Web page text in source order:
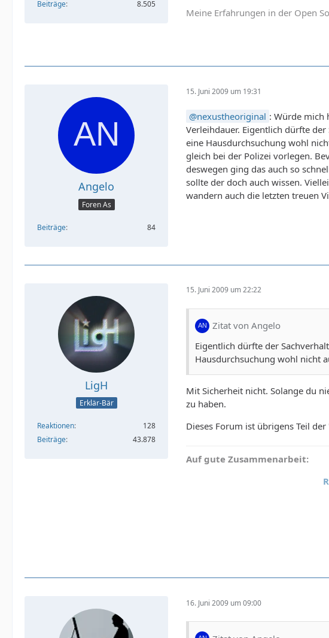
Beiträge 8.505
Meine Erfahrungen in der Open
Angelo
Foren As
Beiträge 84
15. Juni 2009 um 19:31
nexustheoriginal : Würde mich
Verleihdauer. Eigentlich dürfte
eine Hausdurchsuchung wohl
gleich bei der Polizei vorlegen.
deswegen ging das auch so
sollte der doch auch wissen.
wandern auch die letzten treuen
LigH
Erklär-Bär
Reaktionen
128
Beiträge
43.878
15. Juni 2009 um 22:22
Zitat von Angelo
Eigentlich dürfte der
Hausdurchsuchung wohl nicht
Mit Sicherheit nicht. Solange du
zu haben.
Dieses Forum ist übrigens Teil
Auf gute Zusammenarbeit:
16. Juni 2009 um 09:00